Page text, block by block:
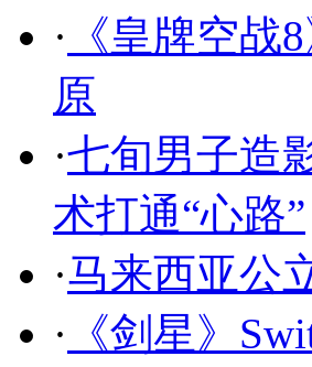
· 《皇牌空
原
·七旬男子造
术打通“心路”
·马来西亚公
· 《剑星》